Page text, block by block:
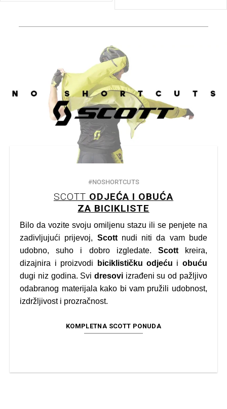
#NOSHORTCUTS
SCOTT ODJEĆA I OBUĆA
ZA BICIKLISTE
Bilo da vozite svoju omiljenu stazu ili se penjete na
zadivljujući prijevoj, Scottnudi niti da vam bude
udobno, suho i dobro izgledate. Scottkreira,
dizajnira i proizvodi
biciklističku odjeću i obuću
dugi niz godina. Svi dresovi izrađeni su od pažljivo
odabranog materijala kako bi vam pružili udobnost,
izdržljivost i prozračnost.
KOMPLETNA SCOTT PONUDA